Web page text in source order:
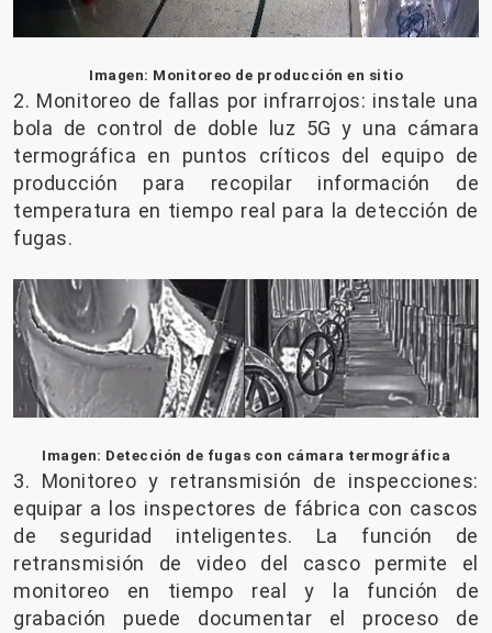
Imagen: Monitoreo de producción en sitio
2. Monitoreo de fallas por infrarrojos: instale una
bola de control de doble luz 5G y una cámara
termográfica en puntos críticos del equipo de
producción para recopilar información de
temperatura en tiempo real para la detección de
fugas.
Imagen: Detección de fugas con cámara termográfica
3. Monitoreo y retransmisión de inspecciones:
equipar a los inspectores de fábrica con cascos
de seguridad inteligentes. La función de
retransmisión de video del casco permite el
monitoreo en tiempo real y la función de
grabación puede documentar el proceso de